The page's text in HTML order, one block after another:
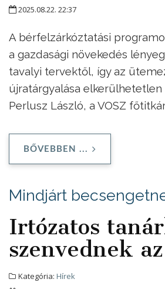
2025.08.22. 22:37
A bérfelzárkóztatási
a gazdasági növekedés
tavalyi tervektől, így az
újratárgyalása elkerülhetetlen
Perlusz László, a VOSZ
BŐVEBBEN ...
Mindjárt
Irtózatos
szenvednek
Kategória: Hírek